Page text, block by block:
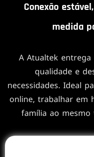
Conexão
medida
A Atualtek
qualidade e
necessidades. Ideal
online, trabalhar em
família ao